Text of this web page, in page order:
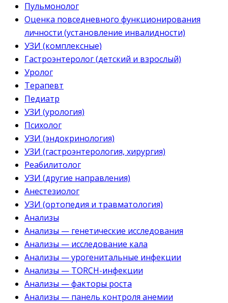
Пульмонолог
Оценка повседневного функционирования
личности (установление инвалидности)
УЗИ (комплексные)
Гастроэнтеролог (детский и взрослый)
Уролог
Терапевт
Педиатр
УЗИ (урология)
Психолог
УЗИ (эндокринология)
УЗИ (гастроэнтерология, хирургия)
Реабилитолог
УЗИ (другие направления)
Анестезиолог
УЗИ (ортопедия и травматология)
Анализы
Анализы — генетические исследования
Анализы — исследование кала
Анализы — урогенитальные инфекции
Анализы — TORCH-инфекции
Анализы — факторы роста
Анализы — панель контроля анемии